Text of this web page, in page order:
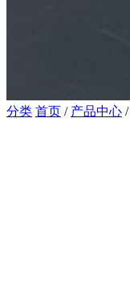
分类 首页 / 产品中心 /